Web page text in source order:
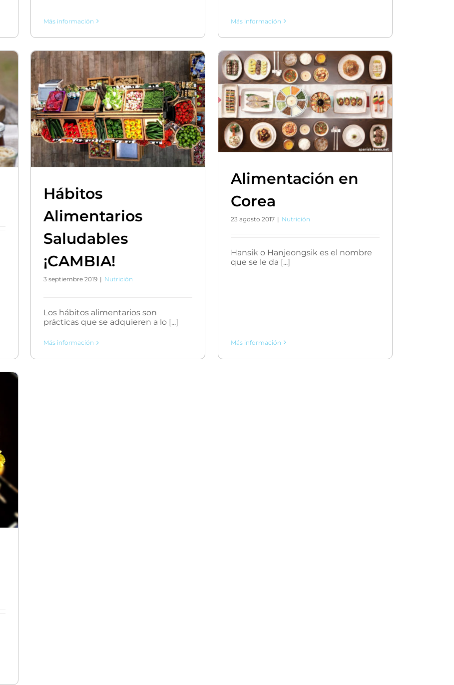
Más información Más información
Hábitos
Alimentarios
Saludables
¡CAMBIA!
3 septiembre 2019 | Nutrición
Los hábitos alimentarios son
prácticas que se adquieren a lo [...]
Más información
Alimentación en
Corea
23 agosto 2017 | Nutrición
Hansik o Hanjeongsik es el nombre
que se le da [...]
Más información